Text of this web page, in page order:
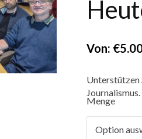
Von: €
Unterstützen
Journalismus.
Menge